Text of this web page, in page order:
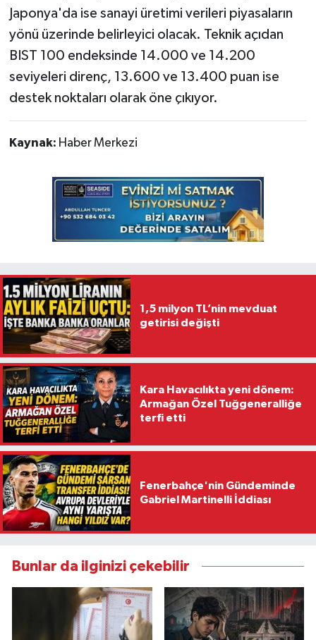
Japonya'da ise sanayi üretimi verileri piyasaların
yönü üzerinde belirleyici olacak. Teknik açıdan
BIST 100 endeksinde 14.000 ve 14.200
seviyeleri direnç, 13.600 ve 13.400 puan ise
destek noktaları olarak öne çıkıyor.
Kaynak: Haber Merkezi
1,5 milyon TL’nin mevduat
getirisi değişti
Kara Havacılıkta yeni dönem:
Armağan Özel Tuğgeneralliğe
terfi etti
Fenerbahçe'nin Gündeminde
Gabriel Martinelli İddiası
Bunlar da ilginizi çekebilir